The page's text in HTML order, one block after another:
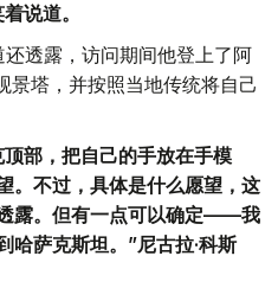
说道。
透露，访问期间他登上了阿
景塔，并按照当地传统将自己
部，把自己的手放在手模
。不过，具体是什么愿望，这
露。但有一点可以确定——我
哈萨克斯坦。”尼古拉·科斯